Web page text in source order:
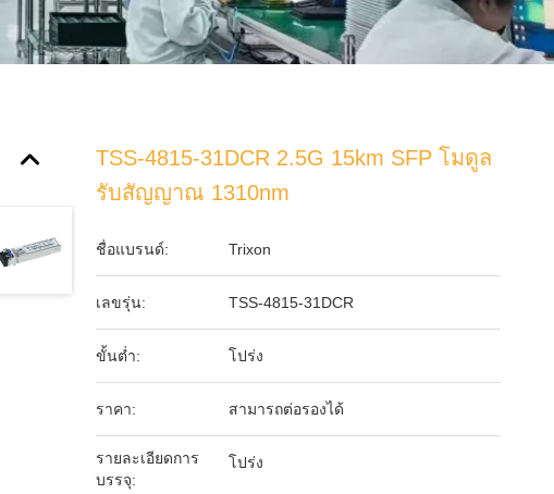
TSS-4815-31DCR 2.5G 15km SFP โมดูล
รับสัญญาณ 1310nm
ชื่อแบรนด์: Trixon
เลขรุ่น: TSS-4815-31DCR
ขั้นต่ำ: โปร่ง
ราคา: สามารถต่อรองได้
รายละเอียดการ
บรรจุ:
โปร่ง